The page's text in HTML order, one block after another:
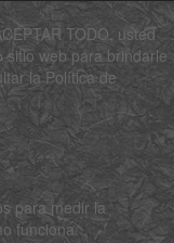
TODO, usted
sitio web para brindarle
la Política de
para medir la
funciona.